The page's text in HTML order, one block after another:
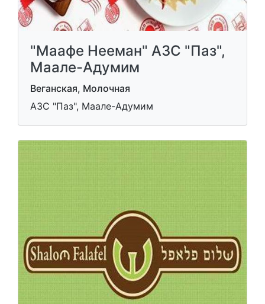
"Маафе Нееман" АЗС "Паз",
Маале-Адумим
Веганская, Молочная
АЗС "Паз", Маале-Адумим